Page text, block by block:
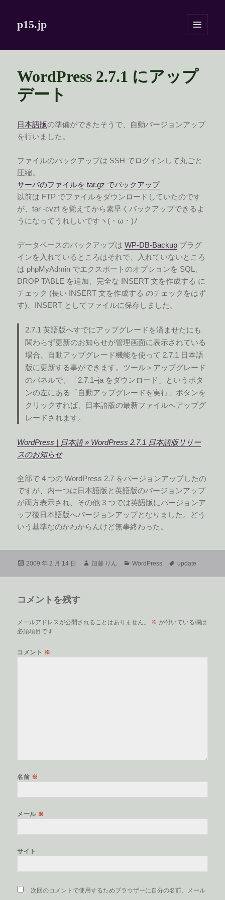
p15.jp
WordPress 2.7.1 にアップ
デート
日本語版の準備ができたそうで、自動バージョンアップ
を行いました。
ファイルのバックアップは SSH でログインして丸ごと
圧縮。
サーバのファイルを tar.gz でバックアップ
以前は FTP でファイルをダウンロードしていたのです
が、tar -cvzf を覚えてから素早くバックアップできるよ
うになってうれしいですヽ(・ω・)ﾉ
データベースのバックアップはWP-DB-Backup プラグ
インを入れているところはそれで、入れていないところ
は phpMyAdmin でエクスポートのオプションを SQL、
DROP TABLE を追加、完全な INSERT 文を作成する に
チェック (長い INSERT 文を作成する のチェックをはず
す)、INSERT としてファイルに保存しました。
2.7.1 英語版へすでにアップグレードを済ませたにも
関わらず更新のお知らせが管理画面に表示されている
場合、自動アップグレード機能を使って 2.7.1 日本語
版に更新する事ができます。ツール＞アップグレード
のパネルで、「2.7.1–ja をダウンロード」というボタ
ンの左にある「自動アップグレードを実行」ボタンを
クリックすれば、日本語版の最新ファイルへアップグ
レードされます。
WordPress | 日本語 » WordPress 2.7.1 日本語版リリー
スのお知らせ
全部で 4 つの WordPress 2.7 をバージョンアップしたの
ですが、内一つは日本語版と英語版のバージョンアップ
が両方表示され、その他 3 つでは英語版にバージョンア
ップ後日本語版へバージョンアップとなりました。どう
いう基準なのかわからんけど無事終わった。
投
2009 年 2 月 14 日
作
加藤 りん
カ
WordPress
タ
update
コメントを残す
メールアドレスが公開されることはありません。 ※ が付いている欄は
必須項目です
コメント ※
名前 ※
メール ※
サイト
次回のコメントで使用するためブラウザーに自分の名前、メール